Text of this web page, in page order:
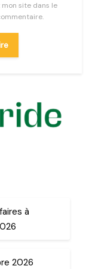
site dans le
à
2026